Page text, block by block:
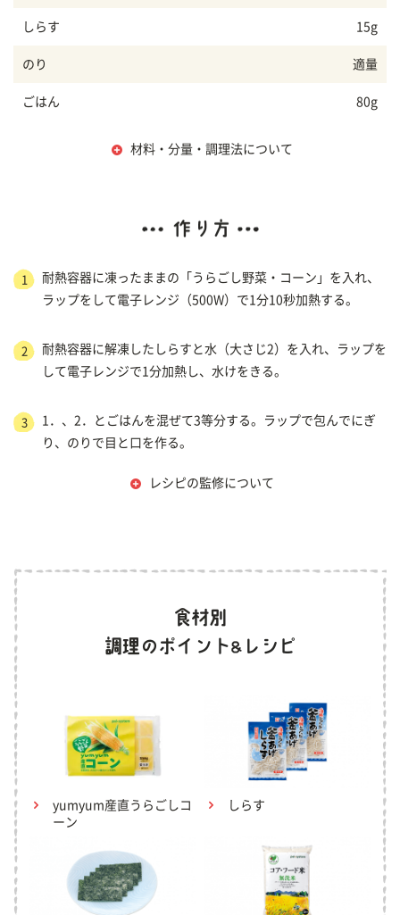
しらす 15g
のり 適量
ごはん 80g
材料・分量・調理法について
1
耐熱容器に凍ったままの「うらごし野菜・コーン」を入れ、
ラップをして電子レンジ（500W）で1分10秒加熱する。
2
耐熱容器に解凍したしらすと水（大さじ2）を入れ、ラップを
して電子レンジで1分加熱し、水けをきる。
3
1．、2．とごはんを混ぜて3等分する。ラップで包んでにぎ
り、のりで目と口を作る。
レシピの監修について
yumyum産直うらごしコ
ーン
しらす